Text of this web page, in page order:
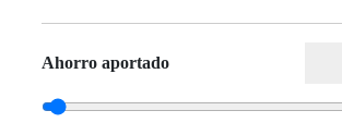
Ahorro aportado